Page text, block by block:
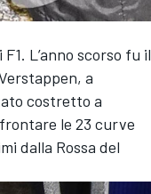
L’anno scorso fu il
a
costretto a
le 23 curve
dalla Rossa del